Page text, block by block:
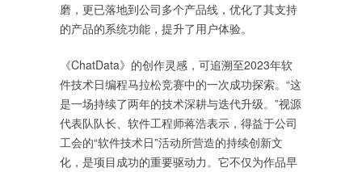
磨，更已落地到公司多个产品线，优化了其支持
的产品的系统功能，提升了用户体验。
《ChatData》的创作灵感，可追溯至2023年软
件技术日编程马拉松竞赛中的一次成功探索。“这
是一场持续了两年的技术深耕与迭代升级。”视源
代表队队长、软件工程师蒋浩表示，得益于公司
工会的“软件技术日”活动所营造的持续创新文
化，是项目成功的重要驱动力。它不仅为作品早